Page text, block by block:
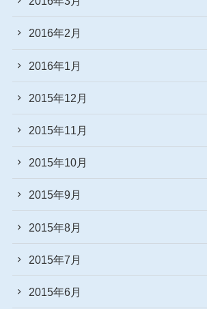
2016年2月
2016年1月
2015年12月
2015年11月
2015年10月
2015年9月
2015年8月
2015年7月
2015年6月